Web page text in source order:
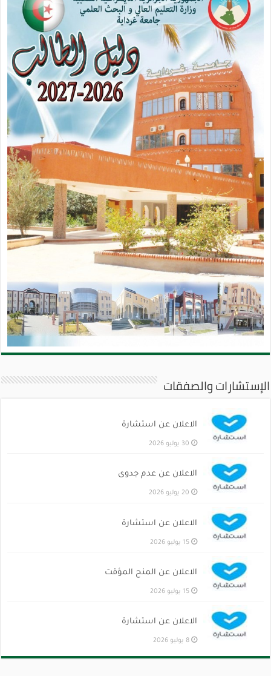
الإستشارات والصفقات
الاعلان عن استشارة
30 يوليو 2026
الاعلان عن عدم جدوى
20 يوليو 2026
الاعلان عن استشارة
15 يوليو 2026
الاعلان عن المنح المؤقت
15 يوليو 2026
الاعلان عن استشارة
8 يوليو 2026